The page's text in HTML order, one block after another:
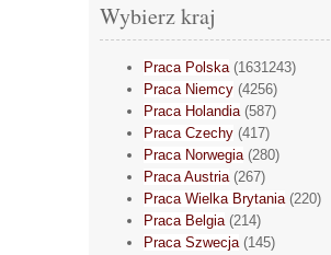
Wybierz kraj
Praca Polska(1631243)
Praca Niemcy (4256)
Praca Holandia(587)
Praca Czechy (417)
Praca Norwegia(280)
Praca Austria(267)
Praca Wielka Brytania(220)
Praca Belgia(214)
Praca Szwecja(145)